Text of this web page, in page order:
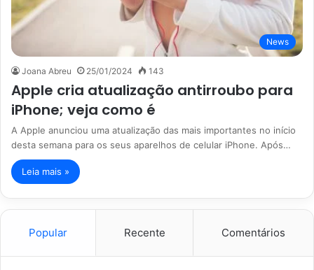
News
Joana Abreu 25/01/2024 143
Apple cria atualização antirroubo para
iPhone; veja como é
A Apple anunciou uma atualização das mais importantes no início
desta semana para os seus aparelhos de celular iPhone. Após…
Leia mais »
Popular Recente Comentários